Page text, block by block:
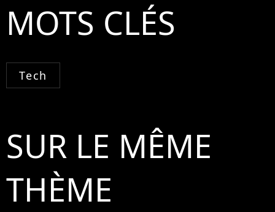
MOTS CLÉS
Tech
SUR LE MÊME
THÈME